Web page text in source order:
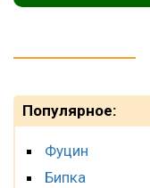
Популярное:
Фуцин
Бипка